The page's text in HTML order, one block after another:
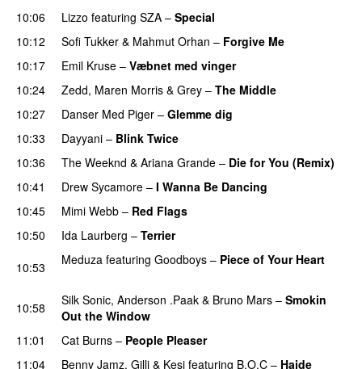
10:06
Lizzo featuring SZA – Special
10:12
Sofi Tukker & Mahmut Orhan – Forgive Me
10:17 Emil Kruse – Væbnet med vinger
10:24 Zedd, Maren Morris & Grey – The Middle
10:27
Danser Med Piger – Glemme dig
10:33
Dayyani – Blink Twice
10:36 The Weeknd & Ariana Grande – Die for You (Remix)
10:41
Drew Sycamore – I Wanna Be Dancing
10:45
Mimi Webb – Red Flags
10:50
Ida Laurberg – Terrier
10:53 Meduza featuring Goodboys – Piece of Your Heart
10:58 Silk Sonic, Anderson .Paak & Bruno Mars – Smokin
Out the Window
11:01
Cat Burns – People Pleaser
11:04
Benny Jamz, Gilli & Kesi featuring B.O.C – Hajde